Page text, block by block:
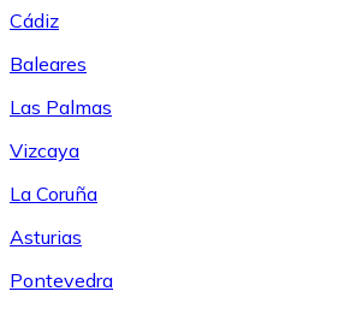
Cádiz
Baleares
Las Palmas
Vizcaya
La Coruña
Asturias
Pontevedra